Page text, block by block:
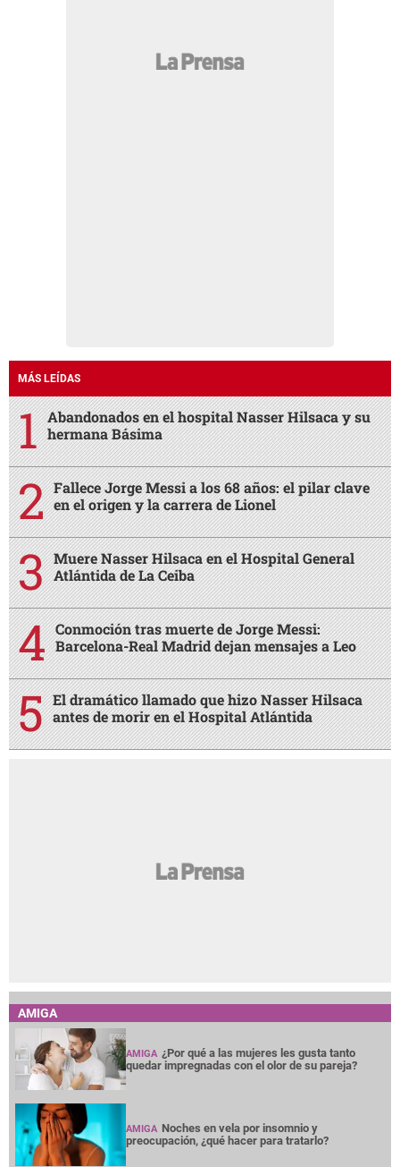
MÁS LEÍDAS
Abandonados en el hospital Nasser Hilsaca y su
hermana Básima
Fallece Jorge Messi a los 68 años: el pilar clave
en el origen y la carrera de Lionel
Muere Nasser Hilsaca en el Hospital General
Atlántida de La Ceiba
Conmoción tras muerte de Jorge Messi:
Barcelona-Real Madrid dejan mensajes a Leo
El dramático llamado que hizo Nasser Hilsaca
antes de morir en el Hospital Atlántida
AMIGA
AMIGA ¿Por qué a las mujeres les gusta tanto
quedar impregnadas con el olor de su pareja?
AMIGA Noches en vela por insomnio y
preocupación, ¿qué hacer para tratarlo?